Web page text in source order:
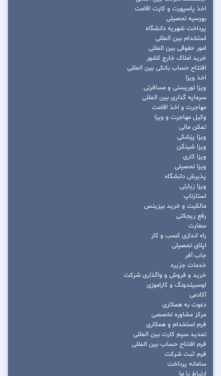
اخذ پاسپورت و کارت اقامت
بورسیه تحصیلی
پرداخت شهریه دانشگاه
استخدام بین المللی
امور حقوقی بین المللی
خرید املاک خارج کشور
افتتاح حساب بانکی بین المللی
اخذ ویزا
ویزا توریستی و مسافرتی
سرمایه گذاری بین المللی
مهاجرت و اخذ اقامت
وکیل مهاجرت و ویزا
تمکن مالی
ویزا پزشکی
ویزا شینگن
ویزا کاری
ویزا تحصیلی
پذیرش دانشگاه
ویزا زیارتی
استارتاپ
مالکیت و خرید بیزینس
رفع ریجکتی
سفارت
راه اندازی کسب و کار
اپلای تحصیلی
جاب آفر
خدمات جزیره
خرید و فروش و واگذاری شرکت
اوسبیلدونگ و کاراموزی
آکادمی
دعوت به همکاری
مرکز مشاوره تخصصی
فرم استخدام و همکاری
تمدید سیم کارت بین المللی
فرم افتتاح حساب بین المللی
فرم ثبت شرکت
سامانه پرداخت
ارتباط با ما